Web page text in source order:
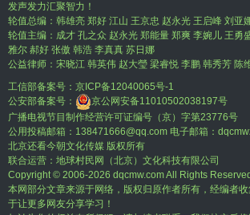
发声发力汇聚智力！
轮值总编：韩雄亮 郑好 江山 王京忠 赵永光 王启峰 刘亚
轮值主编：成才 孔之众 赵永光 郑能量 郑爽 李婉儿 王勇
雅尔 郝好 张傲 韩浩 李真真 苏日娜
公益律师：宋晓江 韩英伟 赵大瑩 梁睿悦 李鹏 韩秀芳 陈
工信部备案号： 京ICP备12040065号-1
公安部备案号：
京公网安备11010502038197号
广播电视节目制作经营许可证编号（京）字第23776号
公用投稿邮箱：138471666@qq.com 电子邮箱：
北京还看今朝文化传媒 版权所有
联合运营：地球村民网（北京）文化科技有限公司
Copyright © 2006-2026 dqcmw.com All Rights
本网部分文章来源于网络，版权归原作者所有，经编者
于让更多网友分享学习！